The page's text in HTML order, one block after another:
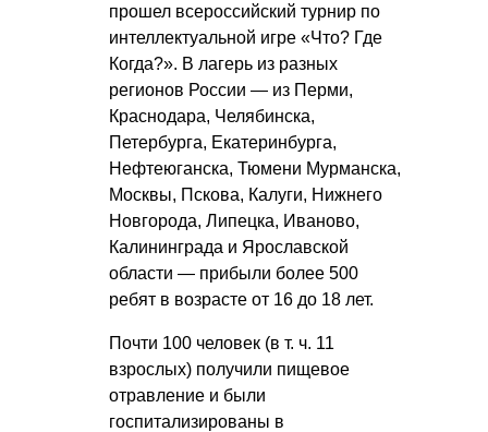
прошел всероссийский турнир по
интеллектуальной игре «Что? Где
Когда?». В лагерь из разных
регионов России — из Перми,
Краснодара, Челябинска,
Петербурга, Екатеринбурга,
Нефтеюганска, Тюмени Мурманска,
Москвы, Пскова, Калуги, Нижнего
Новгорода, Липецка, Иваново,
Калининграда и Ярославской
области — прибыли более 500
ребят в возрасте от 16 до 18 лет.
Почти 100 человек (в т. ч. 11
взрослых) получили пищевое
отравление и были
госпитализированы в